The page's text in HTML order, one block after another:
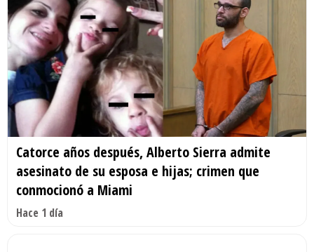
Catorce años después, Alberto Sierra admite
asesinato de su esposa e hijas; crimen que
conmocionó a Miami
Hace 1 día